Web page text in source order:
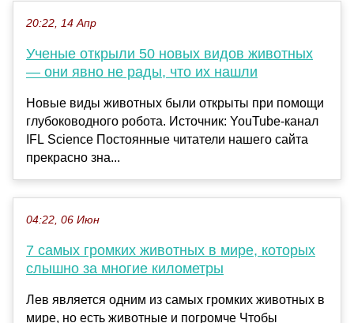
20:22, 14 Апр
Ученые открыли 50 новых видов животных
— они явно не рады, что их нашли
Новые виды животных были открыты при помощи
глубоководного робота. Источник: YouTube-канал
IFL Science Постоянные читатели нашего сайта
прекрасно зна...
04:22, 06 Июн
7 самых громких животных в мире, которых
слышно за многие километры
Лев является одним из самых громких животных в
мире, но есть животные и погромче Чтобы